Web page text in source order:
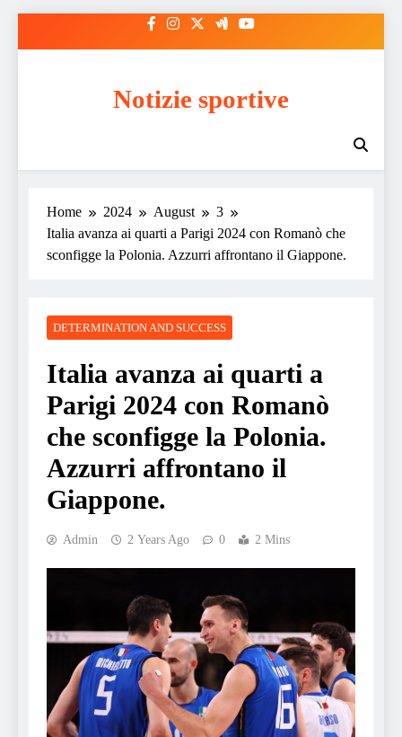
Notizie sportive
Home 2024 August
3
Italia avanza ai quarti a Parigi 2024 con Romanò che
sconfigge la Polonia. Azzurri affrontano il Giappone.
DETERMINATION AND SUCCESS
Italia avanza ai quarti a
Parigi 2024 con Romanò
che sconfigge la Polonia.
Azzurri affrontano il
Giappone.
Admin 2 Years Ago 0 2 Mins